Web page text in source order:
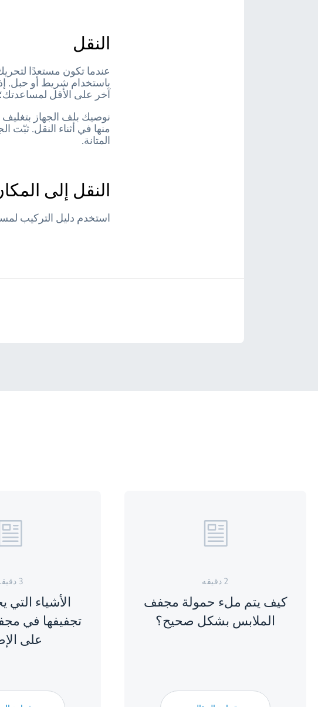
النقل
عندما تكون مستعدًا
باستخدام شريط أو حبل.
آخر على الأقل
نوصيك بلف الجهاز
منها في أثناء النقل. ثبّت
المتانة.
النقل إلى
استخدم دليل التركيب
2 دقيقه
كيف يتم ملء حمولة مجفف
الملابس بشكل صحيح؟
3 دقيقه
الأشياء التي
تجفيفها في
على